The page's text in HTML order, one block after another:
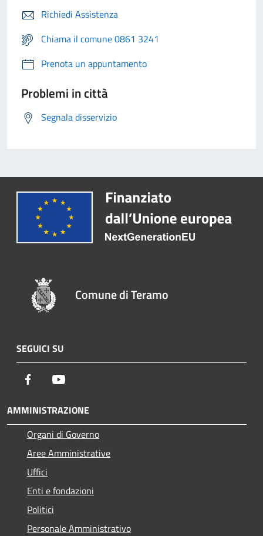
Richiedi Assistenza
Chiama il comune 0861 3241
Prenota un appuntamento
Problemi in città
Segnala disservizio
Comune di Teramo
SEGUICI SU
Facebook
AMMINISTRAZIONE
Organi di Governo
Aree Amministrative
Uffici
Enti e fondazioni
Politici
Personale Amministrativo